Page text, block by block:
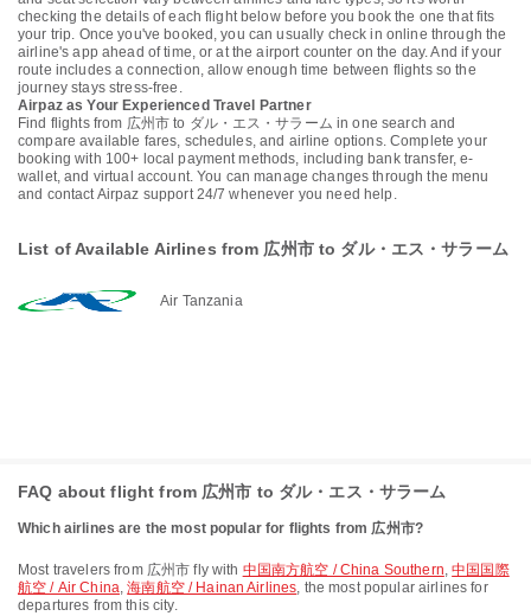
checking the details of each flight below before you book the one that fits
your trip. Once you've booked, you can usually check in online through the
airline's app ahead of time, or at the airport counter on the day. And if your
route includes a connection, allow enough time between flights so the
journey stays stress-free.
Airpaz as Your Experienced Travel Partner
Find flights from 広州市 to ダル・エス・サラーム in one search and
compare available fares, schedules, and airline options. Complete your
booking with 100+ local payment methods, including bank transfer, e-
wallet, and virtual account. You can manage changes through the menu
and contact Airpaz support 24/7 whenever you need help.
List of Available Airlines from 広州市 to ダル・エス・サラーム
Air Tanzania
FAQ about flight from 広州市 to ダル・エス・サラーム
Which airlines are the most popular for flights from 広州市?
Most travelers from 広州市 fly with 中国南方航空 / China Southern,中国国際
航空 / Air China,海南航空 / Hainan Airlines, the most popular airlines for
departures from this city.